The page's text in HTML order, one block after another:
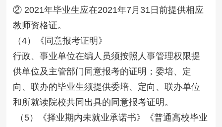
② 2021年毕业生应在2021年7月31日前提供相应
教师资格证。
（4）《同意报考证明》
行政、事业单位在编人员须按照人事管理权限提
供单位及主管部门同意报考的证明；委培、定
向、联办的毕业生须提供委培、定向、联办单位
和所就读院校共同出具的同意报考证明。
（5）《择业期内未就业承诺书》《普通高校毕业